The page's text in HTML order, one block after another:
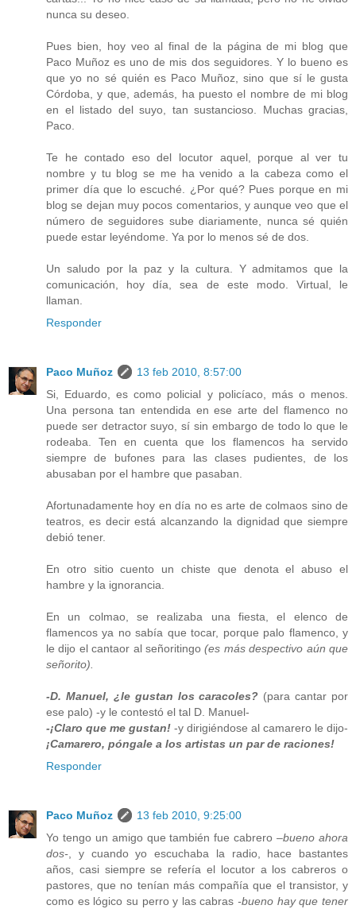
nunca su deseo.
Pues bien, hoy veo al final de la página de mi blog que
Paco Muñoz es uno de mis dos seguidores. Y lo bueno es
que yo no sé quién es Paco Muñoz, sino que sí le gusta
Córdoba, y que, además, ha puesto el nombre de mi blog
en el listado del suyo, tan sustancioso. Muchas gracias,
Paco.
Te he contado eso del locutor aquel, porque al ver tu
nombre y tu blog se me ha venido a la cabeza como el
primer día que lo escuché. ¿Por qué? Pues porque en mi
blog se dejan muy pocos comentarios, y aunque veo que el
número de seguidores sube diariamente, nunca sé quién
puede estar leyéndome. Ya por lo menos sé de dos.
Un saludo por la paz y la cultura. Y admitamos que la
comunicación, hoy día, sea de este modo. Virtual, le
llaman.
Responder
Paco Muñoz
13 feb 2010, 8:57:00
Si, Eduardo, es como policial y policíaco, más o menos.
Una persona tan entendida en ese arte del flamenco no
puede ser detractor suyo, sí sin embargo de todo lo que le
rodeaba. Ten en cuenta que los flamencos ha servido
siempre de bufones para las clases pudientes, de los
abusaban por el hambre que pasaban.
Afortunadamente hoy en día no es arte de colmaos sino de
teatros, es decir está alcanzando la dignidad que siempre
debió tener.
En otro sitio cuento un chiste que denota el abuso el
hambre y la ignorancia.
En un colmao, se realizaba una fiesta, el elenco de
flamencos ya no sabía que tocar, porque palo flamenco, y
le dijo el cantaor al señoritingo(es más despectivo aún que
señorito).
-D. Manuel, ¿le gustan los caracoles? (para cantar por
ese palo) -y le contestó el tal D. Manuel-
-¡Claro que me gustan! -y dirigiéndose al camarero le dijo-
¡Camarero, póngale a los artistas un par de raciones!
Responder
Paco Muñoz
13 feb 2010, 9:25:00
Yo tengo un amigo que también fue cabrero–bueno ahora
dos- , y cuando yo escuchaba la radio, hace bastantes
años, casi siempre se refería el locutor a los cabreros o
pastores, que no tenían más compañía que el transistor, y
como es lógico su perro y las cabras-bueno hay que tener